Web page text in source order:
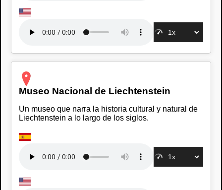
Museo Nacional de Liechtenstein
Un museo que narra la historia cultural y natural de
Liechtenstein a lo largo de los siglos.